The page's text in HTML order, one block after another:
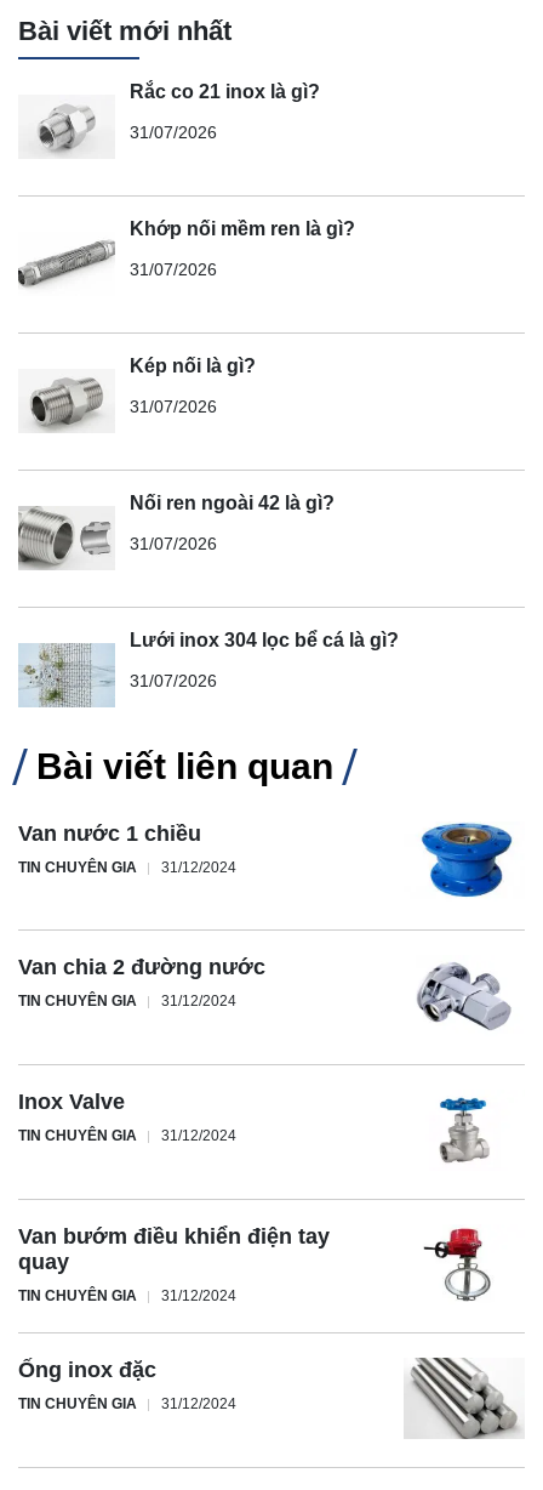
Bài viết mới nhất
Rắc co 21 inox là gì?
31/07/2026
Khớp nối mềm ren là gì?
31/07/2026
Kép nối là gì?
31/07/2026
Nối ren ngoài 42 là gì?
31/07/2026
Lưới inox 304 lọc bể cá là gì?
31/07/2026
Bài viết liên quan
Van nước 1 chiều
TIN CHUYÊN GIA 31/12/2024
Van chia 2 đường nước
TIN CHUYÊN GIA 31/12/2024
Inox Valve
TIN CHUYÊN GIA 31/12/2024
Van bướm điều khiển điện tay
quay
TIN CHUYÊN GIA 31/12/2024
Ống inox đặc
TIN CHUYÊN GIA 31/12/2024